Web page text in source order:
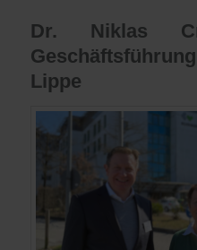
Dr. Niklas
Lippe